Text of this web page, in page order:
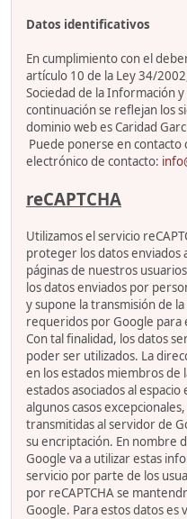
Datos identificativos
En cumplimiento con el
artículo 10 de la Ley 34/
Sociedad de la Información
continuación se reflejan los
dominio web es Caridad
Puede ponerse en
electrónico de contacto:
reCAPTCHA
Utilizamos el servicio
proteger los datos enviados
páginas de nuestros
los datos enviados por
y supone la transmisión de
requeridos por Google para
Con tal finalidad, los datos
poder ser utilizados. La
en los estados miembros de
estados asociados al
algunos casos
transmitidas al servidor de
su encriptación. En nombre
Google va a utilizar estas
servicio por parte de los
por reCAPTCHA se
Google. Para estos datos es